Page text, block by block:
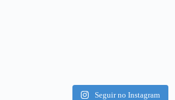
Seguir no Instagram